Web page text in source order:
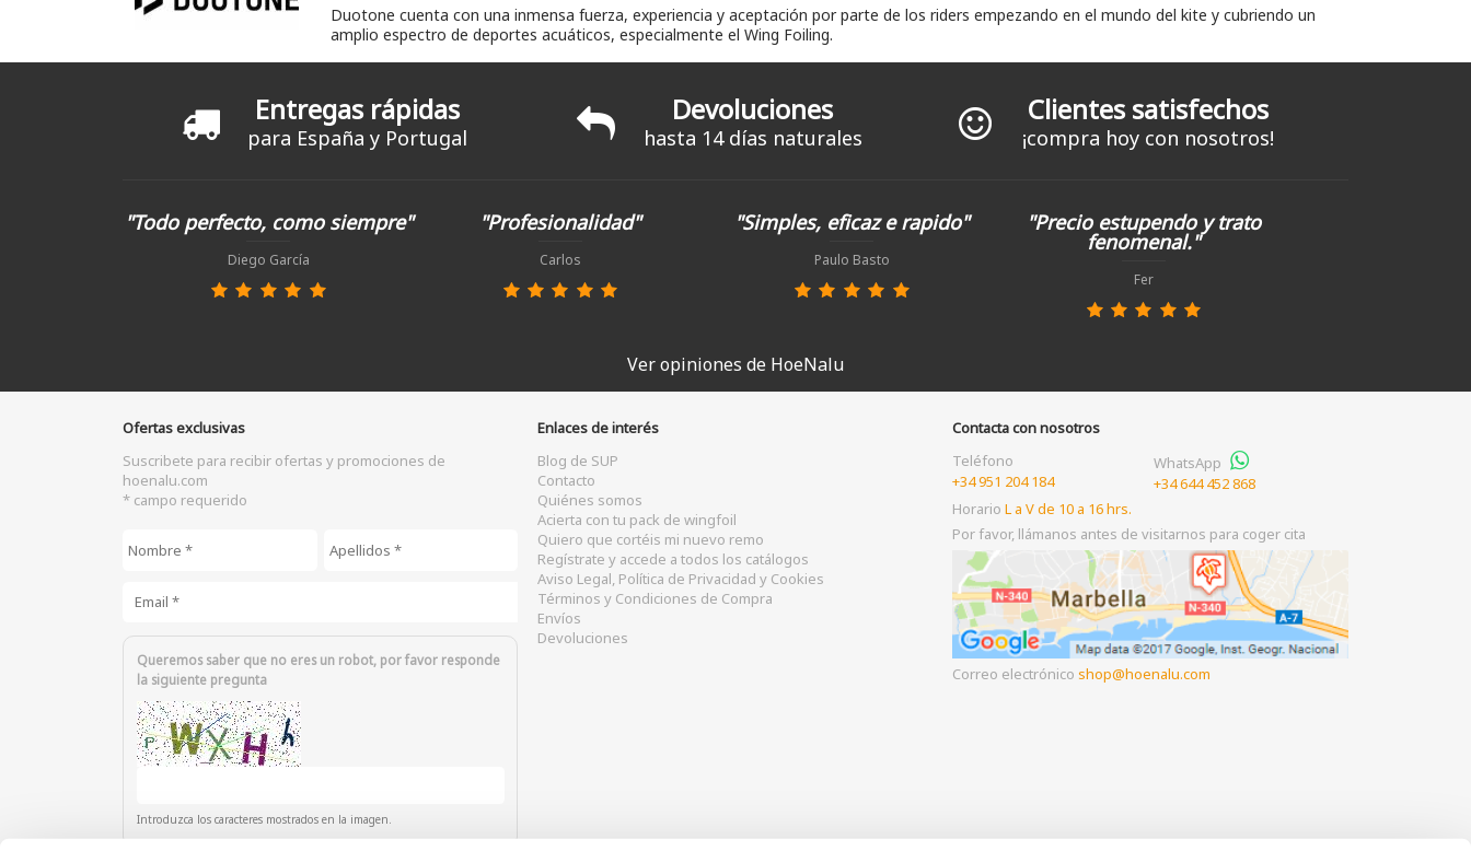
Duotone cuenta con una inmensa fuerza, experiencia y aceptación por parte de los riders empezando en el mundo del kite y cubriendo un
amplio espectro de deportes acuáticos, especialmente el Wing Foiling.
Entregas rápidas
para España y Portugal
Devoluciones
hasta 14 días naturales
Clientes satisfechos
¡compra hoy con nosotros!
"Todo perfecto, como siempre"
Diego García
"Profesionalidad"
Carlos
"Simples, eficaz e rapido"
Paulo Basto
"Precio estupendo y trato
fenomenal."
Fer
Ver opiniones de HoeNalu
Ofertas exclusivas
Suscribete para recibir ofertas y promociones de
hoenalu.com
* campo requerido
*
Queremos saber que no eres un robot, por favor responde
la siguiente pregunta
Introduzca los caracteres mostrados en la imagen.
Enlaces de interés
Blog de SUP
Contacto
Quiénes somos
Acierta con tu pack de wingfoil
Quiero que cortéis mi nuevo remo
Regístrate y accede a todos los catálogos
Aviso Legal, Política de Privacidad y Cookies
Términos y Condiciones de Compra
Envíos
Devoluciones
Contacta con nosotros
Teléfono
+34 951 204 184
WhatsApp
+34 644 452 868
HorarioL a V de 10 a 16 hrs.
Por favor, llámanos antes de visitarnos para coger cita
Correo electrónicoshop hoenalu.com